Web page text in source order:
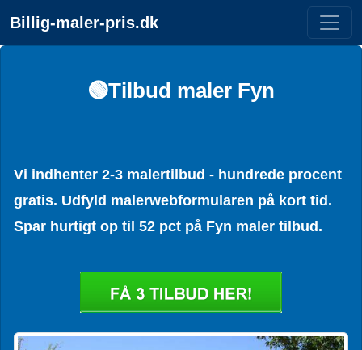
Billig-maler-pris.dk
🟢Tilbud maler Fyn
Vi indhenter 2-3 malertilbud - hundrede procent
gratis. Udfyld malerwebformularen på kort tid.
Spar hurtigt op til 52 pct på Fyn maler tilbud.